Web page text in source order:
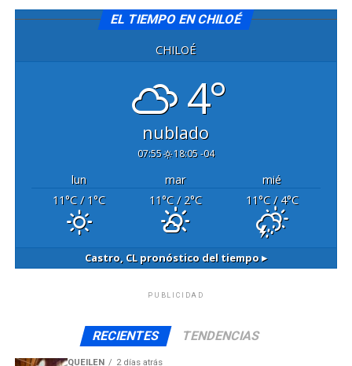
EL TIEMPO EN CHILOÉ
CHILOÉ
4°
nublado
07:55 18:05 -04
lun mar
mié
11°C/ 1°C 11°C/ 2°C 11°C/ 4°C
Castro, CLpronóstico del tiempo ▸
PUBLICIDAD
RECIENTES TENDENCIAS
QUEILEN 2 días atrás